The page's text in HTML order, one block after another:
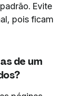
Evite
pois ficam
de um